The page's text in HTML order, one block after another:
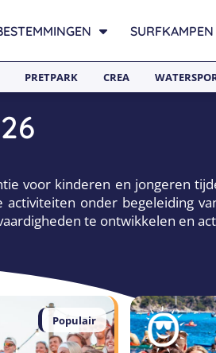
SURFKAMPEN
PRETPARK CREA
voor kinderen en jongeren
onder begeleiding
te ontwikkelen en
Populair